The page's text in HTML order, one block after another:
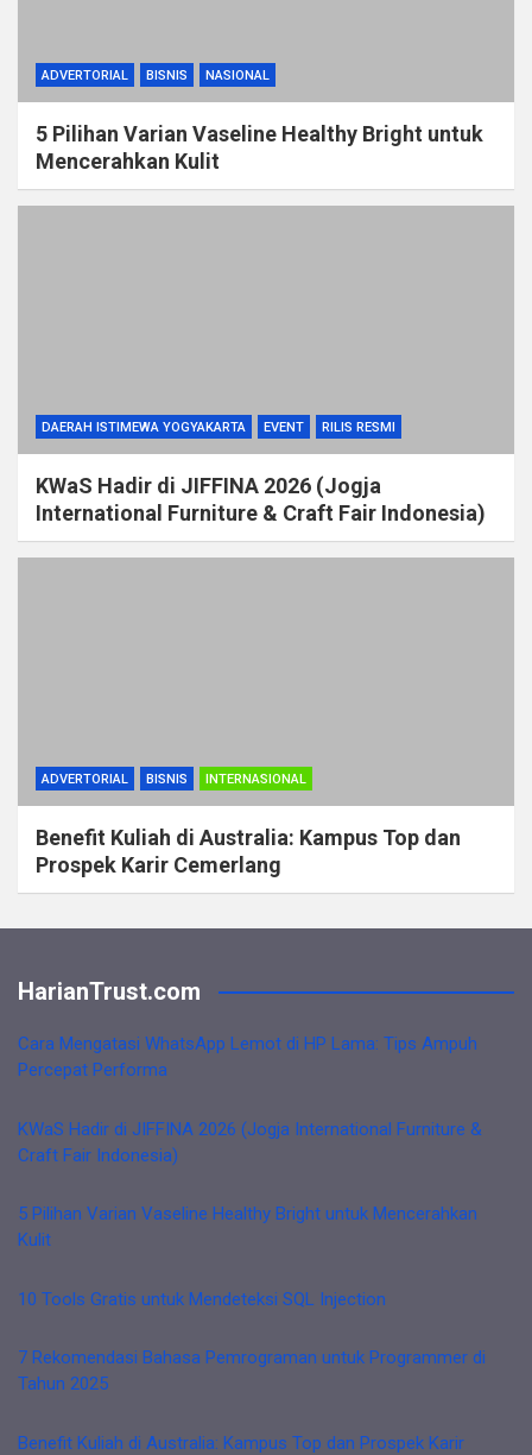
ADVERTORIAL BISNIS NASIONAL
5 Pilihan Varian Vaseline Healthy Bright untuk
Mencerahkan Kulit
DAERAH ISTIMEWA YOGYAKARTA EVENT RILIS RESMI
KWaS Hadir di JIFFINA 2026 (Jogja
International Furniture & Craft Fair Indonesia)
ADVERTORIAL BISNIS INTERNASIONAL
Benefit Kuliah di Australia: Kampus Top dan
Prospek Karir Cemerlang
HarianTrust.com
Cara Mengatasi WhatsApp Lemot di HP Lama: Tips Ampuh
Percepat Performa
KWaS Hadir di JIFFINA 2026 (Jogja International Furniture &
Craft Fair Indonesia)
5 Pilihan Varian Vaseline Healthy Bright untuk Mencerahkan
Kulit
10 Tools Gratis untuk Mendeteksi SQL Injection
7 Rekomendasi Bahasa Pemrograman untuk Programmer di
Tahun 2025
Benefit Kuliah di Australia: Kampus Top dan Prospek Karir